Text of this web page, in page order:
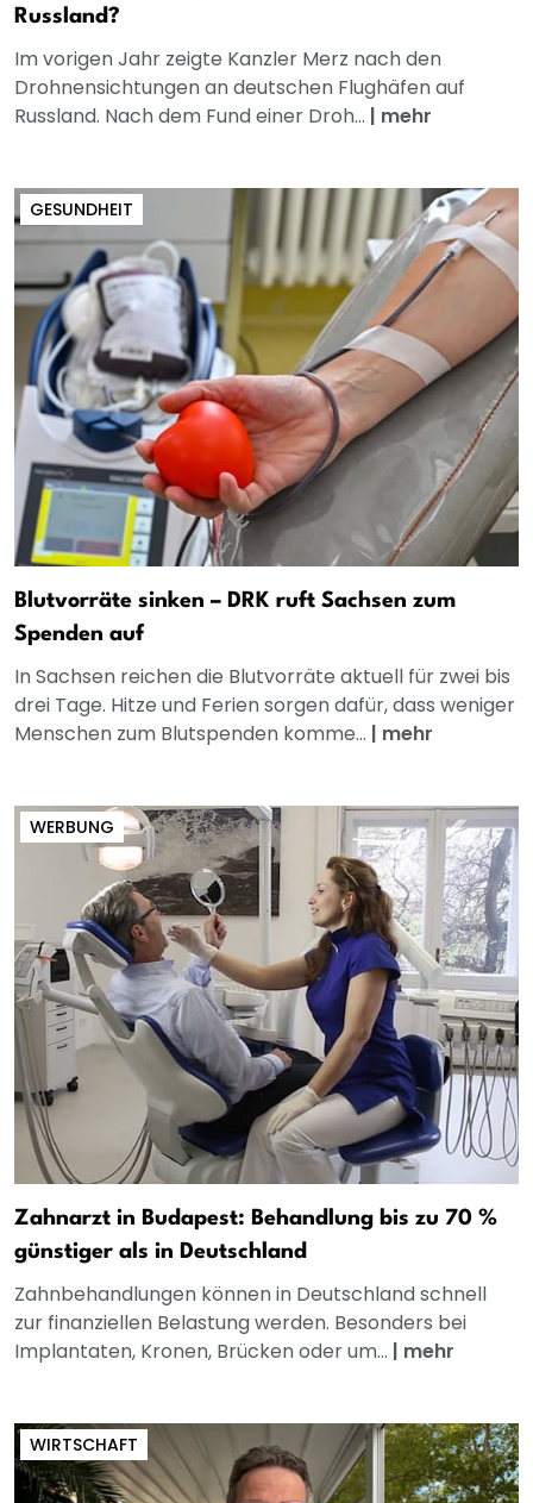
Russland?
Im vorigen Jahr zeigte Kanzler Merz nach den
Drohnensichtungen an deutschen Flughäfen auf
Russland. Nach dem Fund einer Droh... | mehr
GESUNDHEIT
Blutvorräte sinken – DRK ruft Sachsen zum
Spenden auf
In Sachsen reichen die Blutvorräte aktuell für zwei bis
drei Tage. Hitze und Ferien sorgen dafür, dass weniger
Menschen zum Blutspenden komme... | mehr
WERBUNG
Zahnarzt in Budapest: Behandlung bis zu 70 %
günstiger als in Deutschland
Zahnbehandlungen können in Deutschland schnell
zur finanziellen Belastung werden. Besonders bei
Implantaten, Kronen, Brücken oder um... | mehr
WIRTSCHAFT